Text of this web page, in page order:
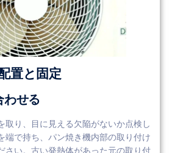
置と固定
わせる
取り、目に見える欠陥がないか点検し
端で持ち、パン焼き機内部の取り付け
さい。古い発熱体があった元の取り付